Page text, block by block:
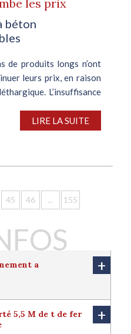
les prix
béton
de produits longs n’ont
leurs prix, en raison
L’insuffisance
LIRE LA SUITE
45 46 ... 155
a
+
British Steel afin de
sidérurgique locale.
nécessaire pour
du pays. Le
5,5 M de t de fer
+